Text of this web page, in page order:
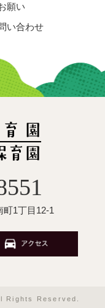
願い
い合わせ
町1丁目12-1
Rights Reserved.